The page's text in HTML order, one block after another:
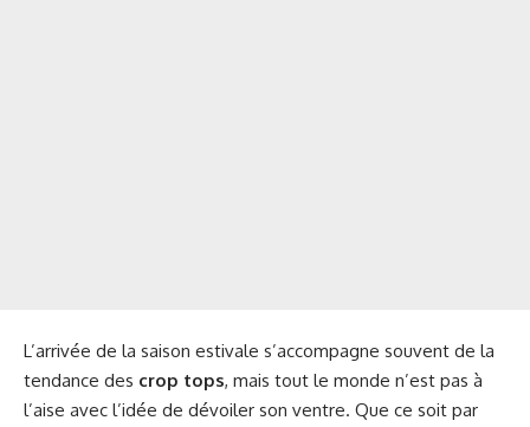
L’arrivée de la saison estivale s’accompagne souvent de la
tendance des crop tops, mais tout le monde n’est pas à
l’aise avec l’idée de dévoiler son ventre. Que ce soit par